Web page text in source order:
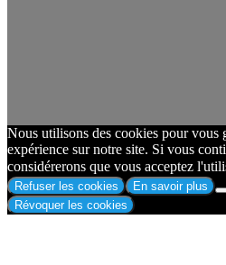
Nous utilisons des cookies pour vous
expérience sur notre site. Si vous
considérerons que vous acceptez
Refuser les cookies
En savoir plus
Révoquer les cookies